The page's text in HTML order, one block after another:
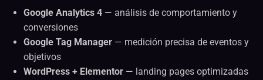
Google Analytics 4 — análisis de comportamiento y
conversiones
Google Tag Manager — medición precisa de eventos y
objetivos
WordPress + Elementor — landing pages optimizadas